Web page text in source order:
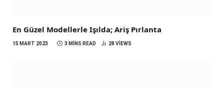
En Güzel Modellerle Işılda; Ariş Pırlanta
15 MART 2023 3 MINS READ 28 VIEWS